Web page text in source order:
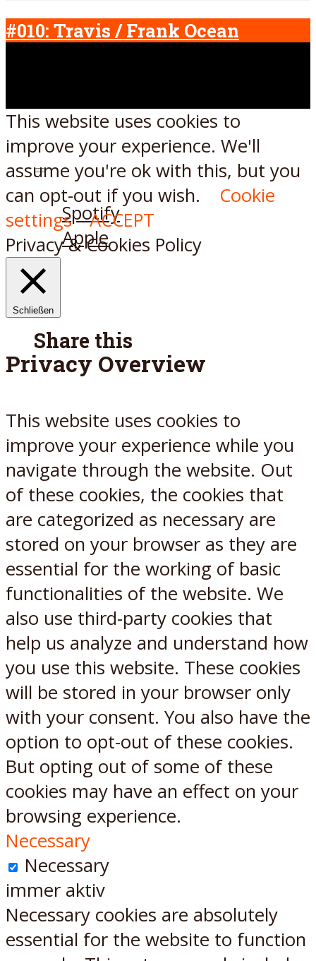
#010: Travis / Frank Ocean
Listen on:
Spotify
Apple
Share this
This website uses cookies to
improve your experience. We'll
assume you're ok with this, but you
can opt-out if you wish.
Cookie
settings
ACCEPT
Privacy & Cookies Policy
Schließen
Privacy Overview
This website uses cookies to
improve your experience while you
navigate through the website. Out
of these cookies, the cookies that
are categorized as necessary are
stored on your browser as they are
essential for the working of basic
functionalities of the website. We
also use third-party cookies that
help us analyze and understand how
you use this website. These cookies
will be stored in your browser only
with your consent. You also have the
option to opt-out of these cookies.
But opting out of some of these
cookies may have an effect on your
browsing experience.
Necessary
Necessary
immer aktiv
Necessary cookies are absolutely
essential for the website to function